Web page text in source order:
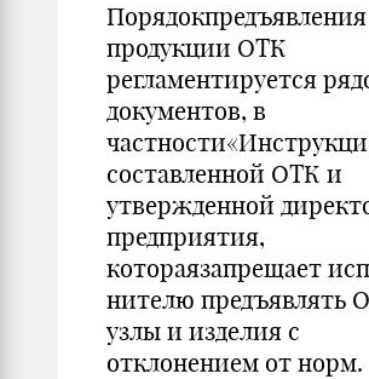
Порядокпредъявления
продукции ОТК
регламентируется
документов, в
составленной ОТК и
утвержденной
предприятия,
котораязапрещает
нителю предъявлять
узлы и изделия с
отклонением от норм.